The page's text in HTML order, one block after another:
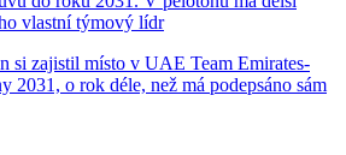
vlastní týmový lídr
si zajistil místo v UAE Team Emirates-
2031, o rok déle, než má podepsáno sám